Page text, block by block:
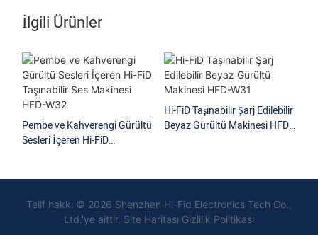
İlgili Ürünler
Pembe ve Kahverengi Gürültü
Sesleri İçeren Hi-FiD
Hi-FiD Taşınabilir Şarj Edilebilir
Beyaz Gürültü Makinesi HFD-
Telif hakkı © 2026 Shenzhen Hi-Fid Electronics Tech Co.,
Ltd.'ye aittir. Site Haritası Gizlilik Politikası